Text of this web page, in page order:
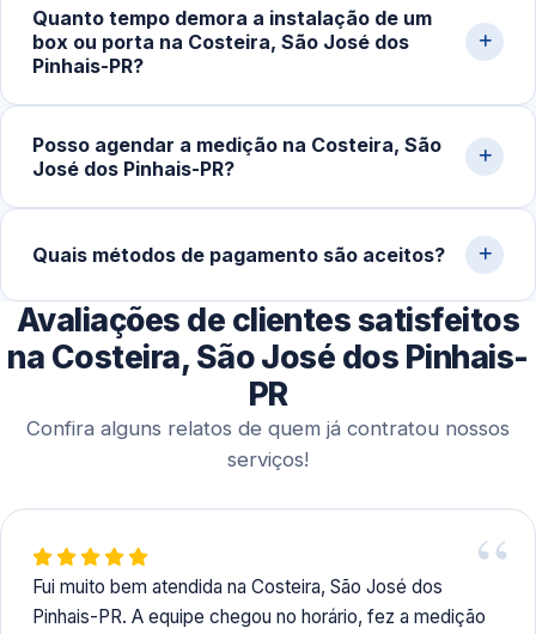
avaliações de clientes, pedir orçamento detalhado e
confirmar a garantia do serviço. Experiência com vidro
Quanto tempo demora a instalação de um
box ou porta na Costeira, São José dos
Pinhais-PR?
temperado (geralmente 5 a 10 dias úteis), a instalação no
local costuma ser concluída em 2 a 4 horas.
Posso agendar a medição na Costeira, São
José dos Pinhais-PR?
disponibilidade do cliente, incluindo finais de semana,
serviço.
Quais métodos de pagamento são aceitos?
Disponibilizamos diversas formas de pagamento,
incluindo Pix, dinheiro, cartões de crédito e débito e
transferência bancária.
Avaliações de clientes satisfeitos
na Costeira, São José dos Pinhais-
PR
Confira alguns relatos de quem já contratou nossos
serviços!
Fui muito bem atendida na Costeira, São José dos
Pinhais-PR. A equipe chegou no horário, fez a medição